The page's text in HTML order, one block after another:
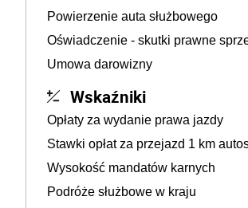
Powierzenie auta służbowego
Oświadczenie - skutki prawne
Umowa darowizny
Wskaźniki
Opłaty za wydanie prawa jazdy
Stawki opłat za przejazd 1 km
Wysokość mandatów karnych
Podróże służbowe w kraju